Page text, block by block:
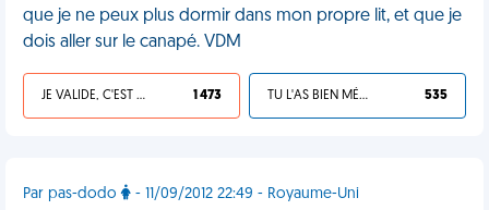
que je ne peux plus dormir dans mon propre lit, et que je
dois aller sur le canapé. VDM
JE VALIDE, C'EST UNE VDM 1 473 TU L'AS BIEN MÉRITÉ 535
Par pas-dodo - 11/09/2012 22:49 - Royaume-Uni